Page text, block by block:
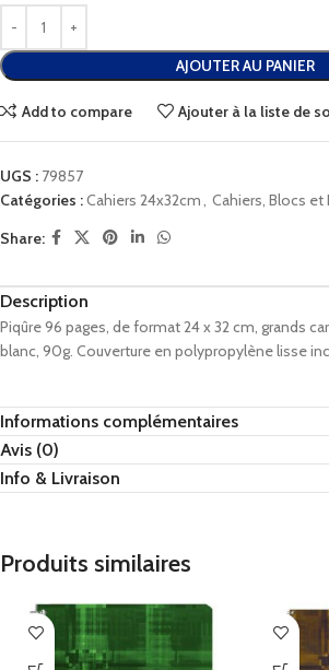
AJOUTER AU PANIER
Add to compare Ajouter à la liste de
UGS : 79857
Catégories :Cahiers 24x32cm, Cahiers, Blocs et
Share:
Description
Piqûre 96 pages, de format 24 x 32 cm, grands
blanc, 90g. Couverture en polypropylène lisse
Informations complémentaires
Avis (0)
Info & Livraison
Produits similaires